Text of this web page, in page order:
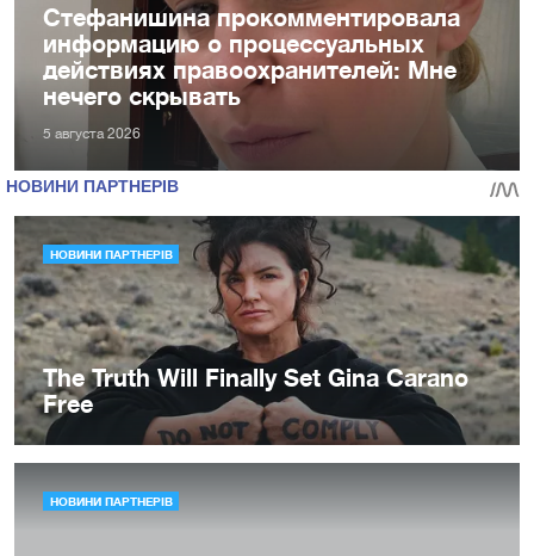
Стефанишина прокомментировала
информацию о процессуальных
действиях правоохранителей: Мне
нечего скрывать
5 августа 2026